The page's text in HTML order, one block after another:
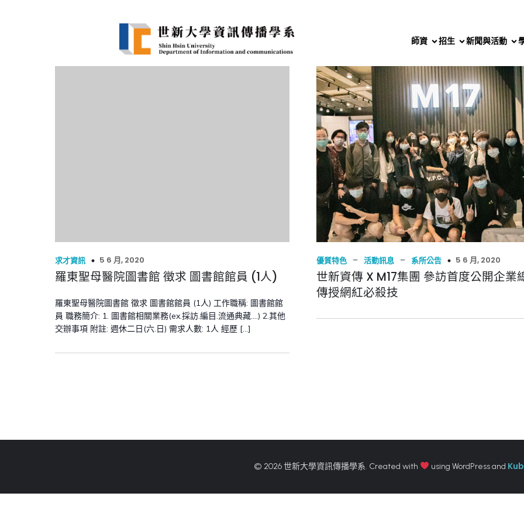
師資 招生 新聞與活動
求才資訊 5 6 月, 2020
羅東聖母醫院圖書館 徵求 圖書館館員 (1人)
羅東聖母醫院圖書館 徵求 圖書館館員 (1人) 工作職稱: 圖書館館
員 職務簡介: 1. 圖書館相關業務(ex.採訪.編目.流通典藏….) 2.其他
交辦事項 附註: 週休二日(六.日) 需求人數: 1人 經歷 […]
優質特色 – 活動訊息 – 系所公告 5 6 月, 2020
世新資傳 X M17集團 參訪首度公開企業
傳授網紅必殺技
© 2026 世新大學資訊傳播學系. Created with using WordPress and